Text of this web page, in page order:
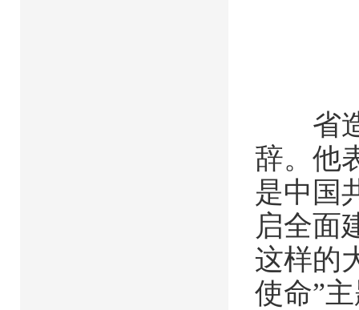
省造
辞。他
是中国
启全面
这样的
使命”